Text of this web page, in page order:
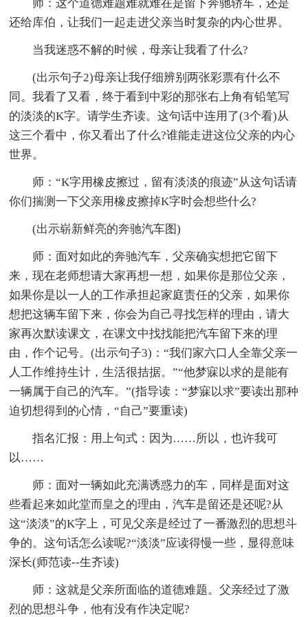
师：这个道德难题难就难在是留下奔驰轿车，还是
还给库伯，让我们一起走进父亲当时复杂的内心世界。
当我迷惑不解的时候，母亲让我看了什么?
(出示句子2)母亲让我仔细辨别两张彩票有什么不
同。我看了又看，终于看到中彩的那张右上角有铅笔写
的淡淡的K字。请学生齐读。这句话中连用了(3个看)从
这三个看中，你又看出了什么?谁能走进这位父亲的内心
世界。
师：“K字用橡皮擦过，留有淡淡的痕迹”从这句话请
你们揣测一下父亲用橡皮擦掉K字时会想些什么?
(出示崭新鲜亮的奔驰汽车图)
师：面对如此的奔驰汽车，父亲确实想把它留下
来，现在老师想请大家再想一想，如果你是那位父亲，
如果你是以一人的工作承担起家庭责任的父亲，如果你
想把这辆车留下来，你会为自己寻找怎样的理由，请大
家再次默读课文，在课文中找找能把汽车留下来的理
由，作个记号。(出示句子3)：“我们家六口人全靠父亲一
人工作维持生计，生活很拮据。”“他梦寐以求的是能有
一辆属于自己的汽车。”(指导读：“梦寐以求”要读出那种
迫切想得到的心情，“自己”要重读)
指名汇报：用上句式：因为……所以，也许我可
以……
师：面对一辆如此充满诱惑力的车，同样是面对这
些看起来如此堂而皇之的理由，汽车是留还是还呢?从
这“淡淡”的K字上，可见父亲是经过了一番激烈的思想斗
争的。这句话怎么读呢?“淡淡”应读得慢一些，显得意味
深长(师范读--生齐读)
师：这就是父亲所面临的道德难题。父亲经过了激
烈的思想斗争，他有没有作决定呢?